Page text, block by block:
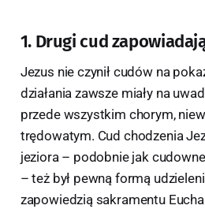
1. Drugi cud
Jezus nie czynił cudów na
działania zawsze miały na
przede wszystkim chorym,
trędowatym. Cud chodzenia
jeziora – podobnie jak
– też był pewną formą
zapowiedzią sakramentu